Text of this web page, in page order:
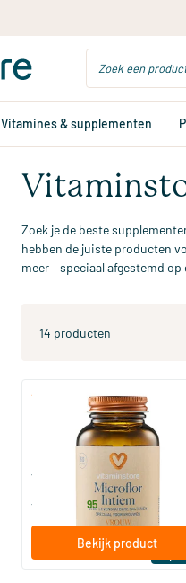
Vitamines & supplementen
Zoek je de beste
hebben de juiste producten
meer – speciaal afgestemd
14 producten
(21)
Microflor Intiem
60 Plantaardige capsules
Vitaminstore
vanaf 95
Bekijk product